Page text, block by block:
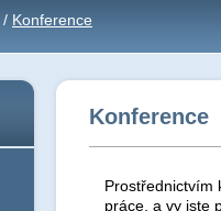
/ Konference
Konference
Prostřednictvím
práce, a vy jste